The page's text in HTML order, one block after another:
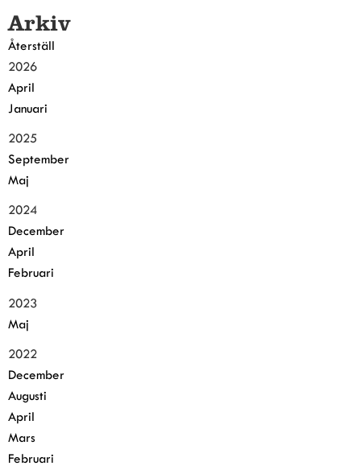
Arkiv
Återställ
2026
April
Januari
2025
September
Maj
2024
December
April
Februari
2023
Maj
2022
December
Augusti
April
Mars
Februari